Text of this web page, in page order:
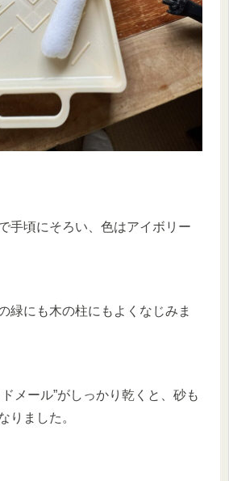
手頃にそろい、色はアイボリー
緑にも木の柱にもよくなじみま
メール”がしっかり乾くと、砂も
りました。